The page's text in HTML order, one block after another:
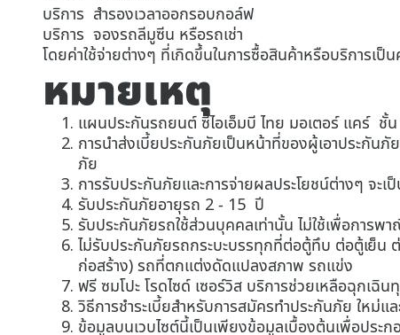
บริการ สำรองเวลาออกรอบกอล์ฟ
บริการ จองรถลีมูซีน หรือรถเช่า
โดยค่าใช้จ่ายต่างๆ ที่เกิดขึ้นในการซื้อสินค้าหรือบริการเ
หมายเหตุ
แผนประกันรถยนต์ ซีไอเอ็มบี ไทย มอเตอร์ แคร์ ชั้
การนำส่งเบี้ยประกันภัยเป็นหน้าที่ของผู้เอาประกัน
ภัย
การรับประกันภัยและการจ่ายผลประโยชน์ต่างๆ จะ
รับประกันภัยอายุรถ 2 - 15 ปี
รับประกันภัยรถใช้ส่วนบุคคลเท่านั้น ไม่ใช้เพื่อการพา
ไม่รับประกันภัยรถกระบะบรรทุกที่ต่อตู้ทึบ ต่อตู้เย็น
ก่อสร้าง) รถที่ตกแต่งดัดแปลงสภาพ รถแข่ง
ฟรี ซมโปะ โรดไซด์ เซอร์วิส บริการช่วยเหลือฉุกเ
วิธีการชำระเบี้ยสำหรับการสมัครทำประกันภัย ใหม่
ข้อมูลบนเวบไซต์นี้เป็นเพียงข้อมูลเบื้องต้นเพื่อประ